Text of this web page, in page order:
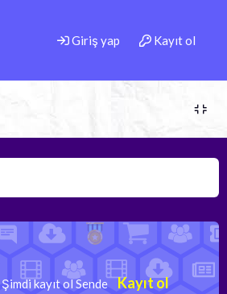
Giriş yap Kayıt ol
kayıt ol Sende Kayıt ol